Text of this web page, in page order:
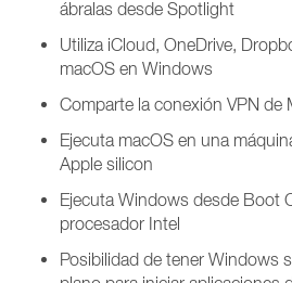
ábralas desde Spotlight
Utiliza iCloud, OneDrive,
macOS en Windows
Comparte la conexión VPN de
Ejecuta macOS en una
Apple silicon
Ejecuta Windows desde Boot
procesador Intel
Posibilidad de tener Windows